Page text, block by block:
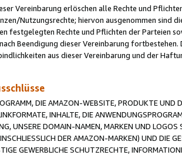
Vereinbarung erlöschen alle Rechte und
Nutzungsrechte; hiervon ausgenommen sind
festgelegten Rechte und Pflichten der Parteien
Beendigung dieser Vereinbarung
aus dieser Vereinbarung und der
DIE AMAZON-WEBSITE, PRODUKTE UND
INHALTE, DIE
UNSERE DOMAIN-NAMEN, MARKEN UND
DER AMAZON-MARKEN) UND DIE
GEWERBLICHE SCHUTZRECHTE,